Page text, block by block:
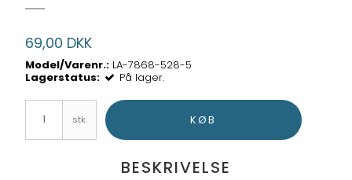
69,00 DKK
Model/Varenr.: LA-7868-528-5
Lagerstatus:
På lager.
stk. KØB
BESKRIVELSE